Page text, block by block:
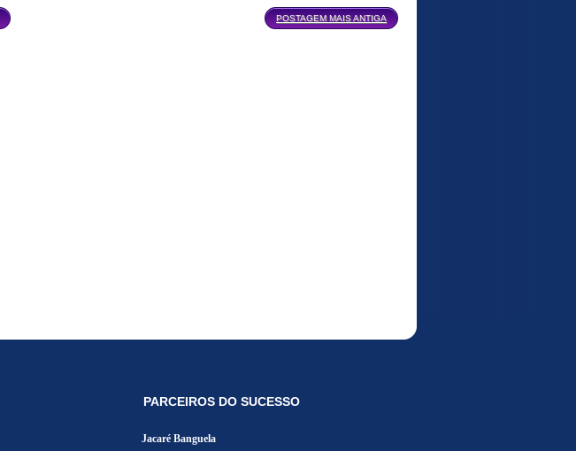
POSTAGEM MAIS ANTIGA
PARCEIROS DO SUCESSO
Jacaré Banguela